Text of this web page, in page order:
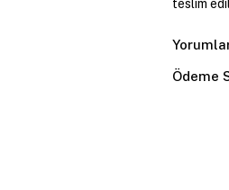
teslim
Ödeme